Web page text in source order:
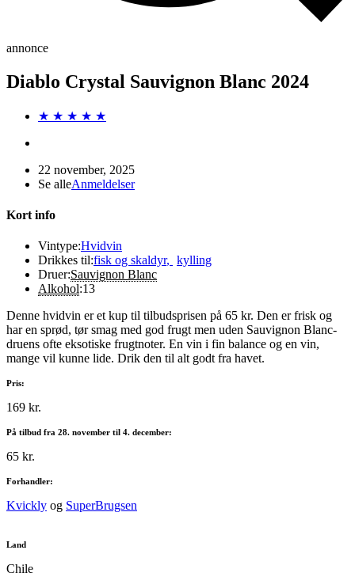
annonce
Diablo Crystal Sauvignon Blanc 2024
★ ★ ★ ★ ★
22 november, 2025
Se alleAnmeldelser
Kort info
Vintype:Hvidvin
Drikkes til:fisk og skaldyr, kylling
Druer:Sauvignon Blanc
Alkohol:13
Denne hvidvin er et kup til tilbudsprisen på 65 kr. Den er frisk og
har en sprød, tør smag med god frugt men uden Sauvignon Blanc-
druens ofte eksotiske frugtnoter. En vin i fin balance og en vin,
mange vil kunne lide. Drik den til alt godt fra havet.
Pris:
169 kr.
På tilbud fra 28. november til 4. december:
65 kr.
Forhandler:
Kvickly og SuperBrugsen
Land
Chile